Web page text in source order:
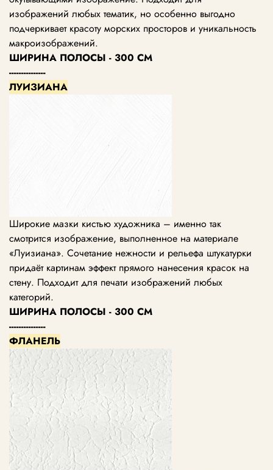
изображений любых тематик, но особенно выгодно
подчеркивает красоту морских просторов и уникальность
макроизображений.
ШИРИНА ПОЛОСЫ - 300 СМ
---------------
ЛУИЗИАНА
Широкие мазки кистью художника – именно так
смотрится изображение, выполненное на материале
«Луизиана». Сочетание нежности и рельефа штукатурки
придаёт картинам эффект прямого нанесения красок на
стену. Подходит для печати изображений любых
категорий.
ШИРИНА ПОЛОСЫ - 300 СМ
---------------
ФЛАНЕЛЬ